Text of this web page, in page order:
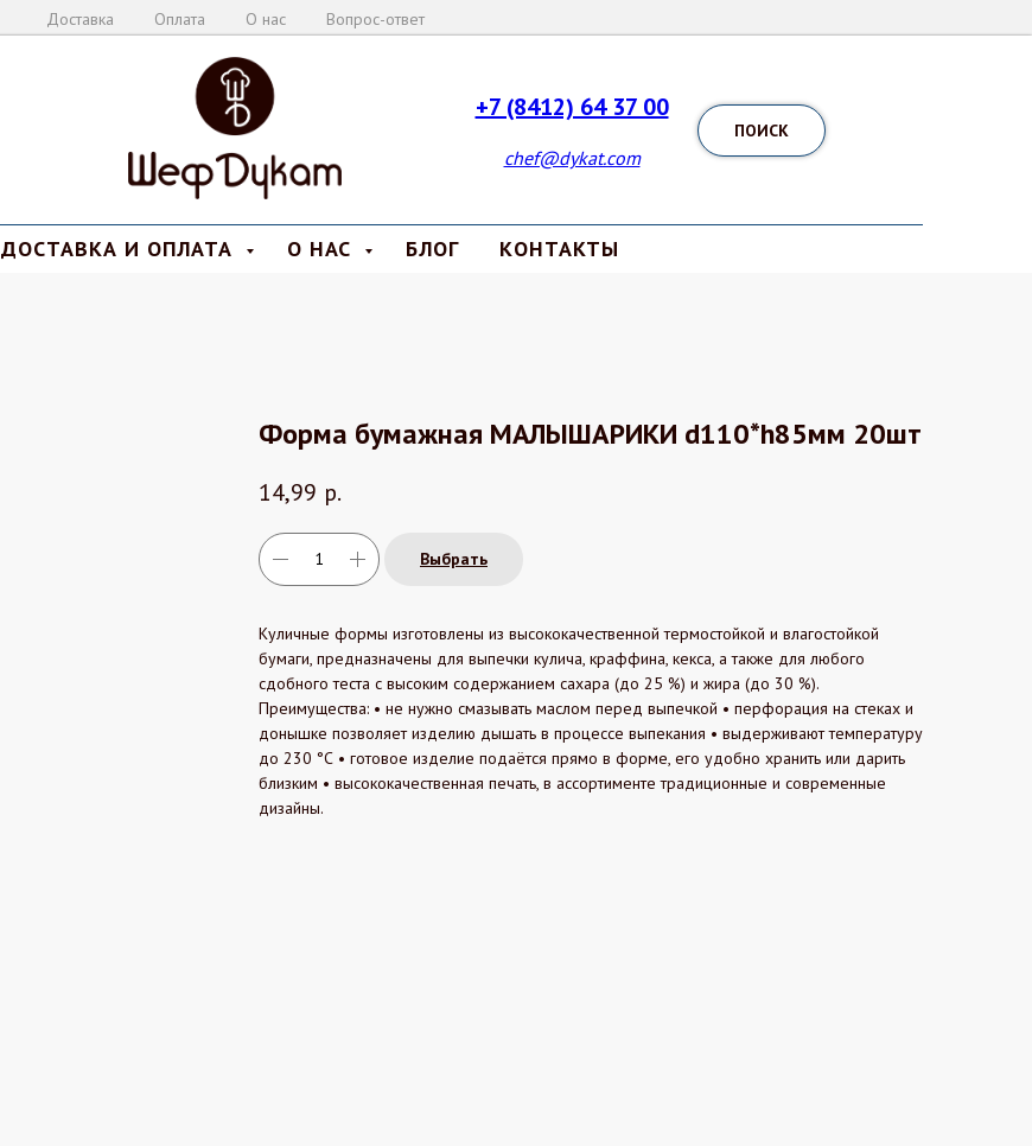
Доставка Оплата О нас Вопрос-ответ
+7 (8412) 64 37 00
chef@dykat.com
ПОИСК
ДОСТАВКА И ОПЛАТА О НАС БЛОГ КОНТАКТЫ
Форма бумажная МАЛЫШАРИКИ d110*h85мм 20шт
14,99 р.
Выбрать
Куличные формы изготовлены из высококачественной термостойкой и влагостойкой
бумаги, предназначены для выпечки кулича, краффина, кекса, а также для любого
сдобного теста с высоким содержанием сахара (до 25 %) и жира (до 30 %).
Преимущества: • не нужно смазывать маслом перед выпечкой • перфорация на стеках и
донышке позволяет изделию дышать в процессе выпекания • выдерживают температуру
до 230 °С • готовое изделие подаётся прямо в форме, его удобно хранить или дарить
близким • высококачественная печать, в ассортименте традиционные и современные
дизайны.